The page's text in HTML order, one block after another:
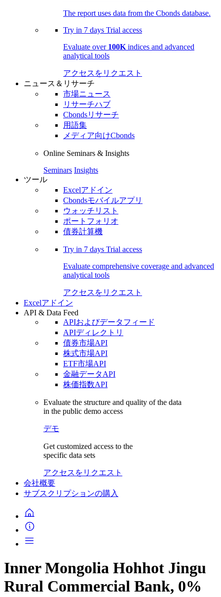
The report uses data from the Cbonds database.
Try in 7 days Trial access
Evaluate over 100K indices and advanced
analytical tools
アクセスをリクエスト
ニュース＆リサーチ
市場ニュース
リサーチハブ
Cbondsリサーチ
用語集
メディア向けCbonds
Online Seminars & Insights
Seminars Insights
ツール
Excelアドイン
Cbondsモバイルアプリ
ウォッチリスト
ポートフォリオ
債券計算機
Try in 7 days Trial access
Evaluate comprehensive coverage and advanced
analytical tools
アクセスをリクエスト
Excelアドイン
API & Data Feed
APIおよびデータフィード
APIディレクトリ
債券市場API
株式市場API
ETF市場API
金融データAPI
株価指数API
Evaluate the structure and quality of the data
in the public demo access
デモ
Get customized access to the
specific data sets
アクセスをリクエスト
会社概要
サブスクリプションの購入
Inner Mongolia Hohhot Jingu
Rural Commercial Bank, 0%